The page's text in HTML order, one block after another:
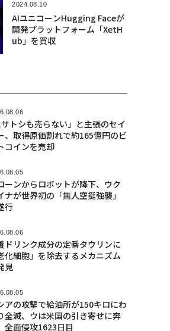
2024.08.10
AIユニコーンHugging Faceが
開発プラットフォーム「XetH
ub」を買収
サトシも売らない」と主張のセイ
、取得原価割れで約165億円のビ
コインを売却
ーンからロボットが降下、ウク
ナが世界初の「無人空挺強襲」
行
ドリンク成分の定番タウリンに
化細胞」を除去するメカニズム
見
アの攻撃で給油所が150キロにわ
全滅、ウは米国の引き寄せに奔
面侵攻1623日目